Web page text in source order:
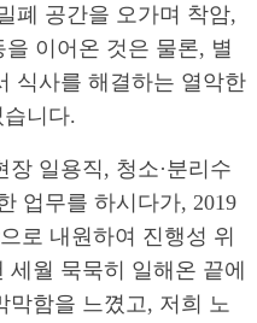
폐 공간을 오가며 착암,
이어온 것은 물론, 별
식사를 해결하는 열악한
니다.
일용직, 청소·분리수
업무를 하시다가, 2019
로 내원하여 진행성 위
세월 묵묵히 일해온 끝에
막함을 느꼈고, 저희 노